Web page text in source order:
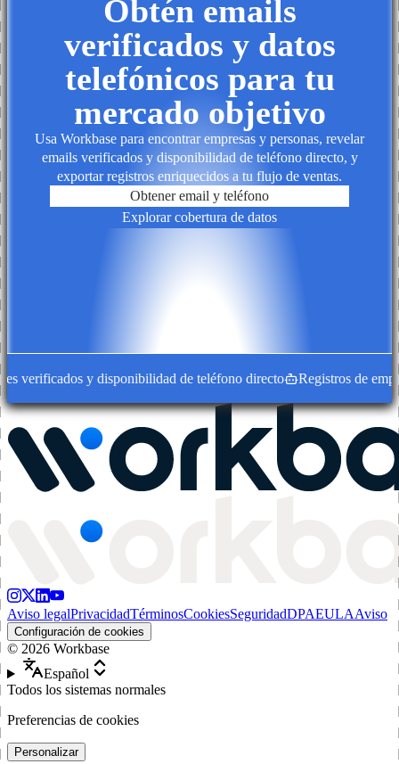
Obtén emails
verificados y datos
telefónicos para tu
mercado objetivo
Usa Workbase para encontrar empresas y personas, revelar
emails verificados y disponibilidad de teléfono directo, y
exportar registros enriquecidos a tu flujo de ventas.
Obtener email y teléfono
Explorar cobertura de datos
verificados y disponibilidad de teléfono directo Registros de
Aviso legalPrivacidadTérminosCookiesSeguridadDPAEULAAviso
Configuración de cookies
© 2026 Workbase
Español
Todos los sistemas normales
Preferencias de cookies
Personalizar